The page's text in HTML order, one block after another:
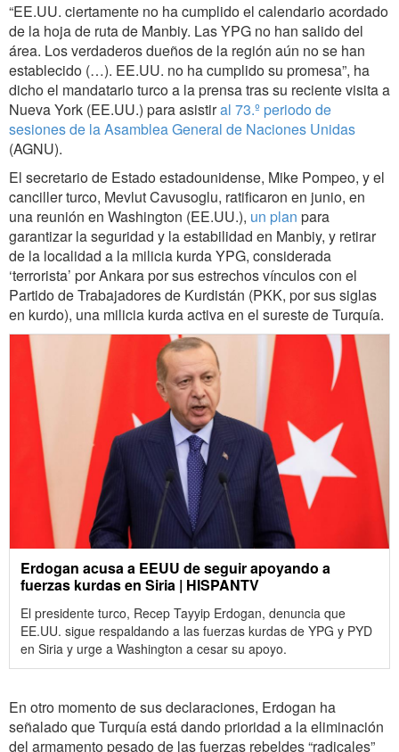
“EE.UU. ciertamente no ha cumplido el calendario acordado
de la hoja de ruta de Manbiy. Las YPG no han salido del
área. Los verdaderos dueños de la región aún no se han
establecido (…). EE.UU. no ha cumplido su promesa”, ha
dicho el mandatario turco a la prensa tras su reciente visita a
Nueva York (EE.UU.) para asistiral 73.º periodo de
sesiones de la Asamblea General de Naciones Unidas
(AGNU).
El secretario de Estado estadounidense, Mike Pompeo, y el
canciller turco, Mevlut Cavusoglu, ratificaron en junio, en
una reunión en Washington (EE.UU.), un plan para
garantizar la seguridad y la estabilidad en Manbiy, y retirar
de la localidad a la milicia kurda YPG, considerada
‘terrorista’ por Ankara por sus estrechos vínculos con el
Partido de Trabajadores de Kurdistán (PKK, por sus siglas
en kurdo), una milicia kurda activa en el sureste de Turquía.
Erdogan acusa a EEUU de seguir apoyando a
fuerzas kurdas en Siria | HISPANTV
El presidente turco, Recep Tayyip Erdogan, denuncia que
EE.UU. sigue respaldando a las fuerzas kurdas de YPG y PYD
en Siria y urge a Washington a cesar su apoyo.
En otro momento de sus declaraciones, Erdogan ha
señalado que Turquía está dando prioridad a la eliminación
del armamento pesado de las fuerzas rebeldes “radicales”